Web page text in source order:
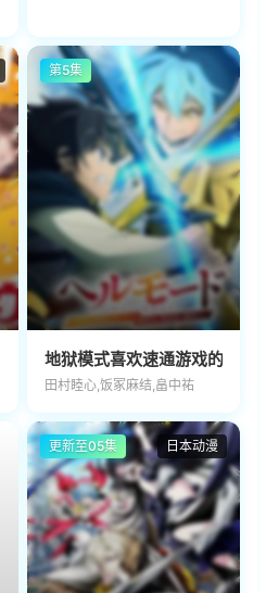
第5集
地狱模式喜欢速通游戏的玩家
田村睦心,饭冢麻结,畠中祐
日本动漫
更新至05集